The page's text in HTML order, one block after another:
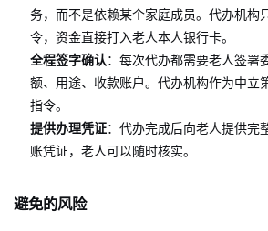
务，而不是依赖某个家庭成员。代办机构
令，资金直接打入老人本人银行卡。
全程签字确认：每次代办都需要老人签署
额、用途、收款账户。代办机构作为中立
指令。
提供办理凭证：代办完成后向老人提供完
账凭证，老人可以随时核实。
避免的风险